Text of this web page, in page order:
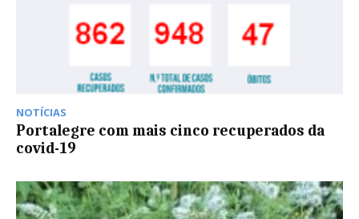
NOTÍCIAS
Portalegre com mais cinco recuperados da
covid-19